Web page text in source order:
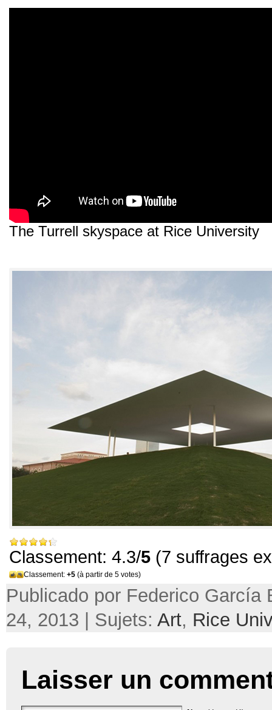
The Turrell skyspace at Rice University
Classement: 4.3/5 (7 suffrages
Classement: +5 (à partir de 5 votes)
Publicado por Federico García
24, 2013 | Sujets: Art, Rice
Laisser un